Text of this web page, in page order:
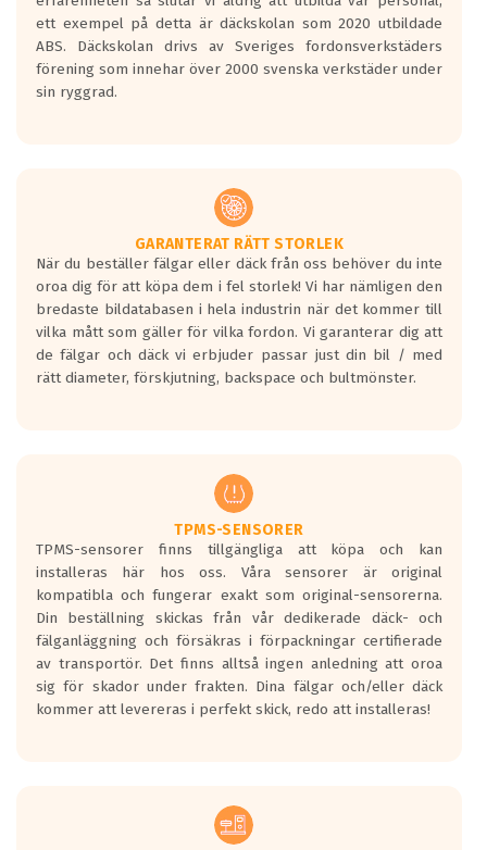
ett exempel på detta är däckskolan som 2020 utbildade
ABS. Däckskolan drivs av Sveriges fordonsverkstäders
förening som innehar över 2000 svenska verkstäder under
sin ryggrad.
GARANTERAT RÄTT STORLEK
När du beställer fälgar eller däck från oss behöver du inte
oroa dig för att köpa dem i fel storlek! Vi har nämligen den
bredaste bildatabasen i hela industrin när det kommer till
vilka mått som gäller för vilka fordon. Vi garanterar dig att
de fälgar och däck vi erbjuder passar just din bil / med
rätt diameter, förskjutning, backspace och bultmönster.
TPMS-SENSORER
TPMS-sensorer finns tillgängliga att köpa och kan
installeras här hos oss. Våra sensorer är original
kompatibla och fungerar exakt som original-sensorerna.
Din beställning skickas från vår dedikerade däck- och
fälganläggning och försäkras i förpackningar certifierade
av transportör. Det finns alltså ingen anledning att oroa
sig för skador under frakten. Dina fälgar och/eller däck
kommer att levereras i perfekt skick, redo att installeras!